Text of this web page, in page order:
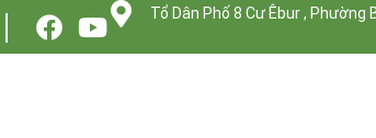
Tổ Dân Phố 8 Cư Êbur ,